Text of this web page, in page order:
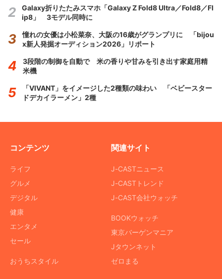
Galaxy折りたたみスマホ「Galaxy Z Fold8 Ultra／Fold8／Fl
ip8」 3モデル同時に
憧れの女優は小松菜奈、大阪の16歳がグランプリに 「bijou
x新人発掘オーディション2026」リポート
3段階の制御を自動で 米の香りや甘みを引き出す家庭用精
米機
「VIVANT」をイメージした2種類の味わい 「ベビースター
ドデカイラーメン」2種
コンテンツ
ライフ
グルメ
デジタル
健康
エンタメ
セール
おうちスタイル
関連サイト
J-CASTニュース
J-CASTトレンド
J-CAST会社ウォッチ
BOOKウォッチ
東京バーゲンマニア
Jタウンネット
ゼロまる